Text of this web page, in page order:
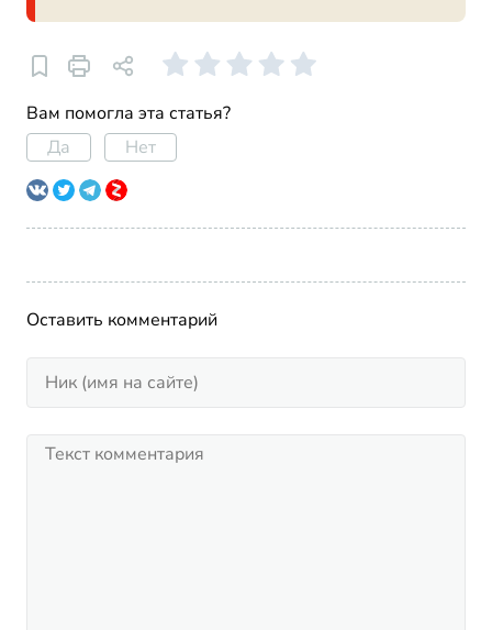
Вам помогла эта статья?
Да
Нет
Оставить комментарий